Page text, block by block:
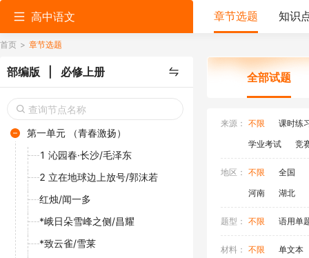
高中语文 章节选题 知识
首页 > 章节选题
部编版 | 必修上册
第一单元 （青春激扬）
1 沁园春·长沙/毛泽东
2 立在地球边上放号/郭沫若
红烛/闻一多
*峨日朵雪峰之侧/昌耀
*致云雀/雪莱
全部试题
来源： 不限
课时练
学业考试
竞
地区： 不限
全国
河南
湖北
题型： 不限 语用单
材料： 不限 单文本